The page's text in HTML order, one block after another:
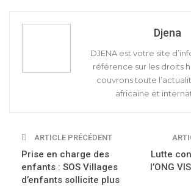
Djena
DJENA est votre site
référence sur les droits
couvrons toute
africaine et
ARTICLE PRÉCÉDENT
Prise en charge des
enfants : SOS Villages
d’enfants sollicite plus
Lutte
l’ONG